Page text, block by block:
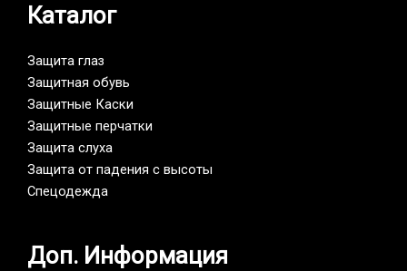
Каталог
Защита глаз
Защитная обувь
Защитные Каски
Защитные перчатки
Защита слуха
Защита от падения с высоты
Спецодежда
Доп. Информация